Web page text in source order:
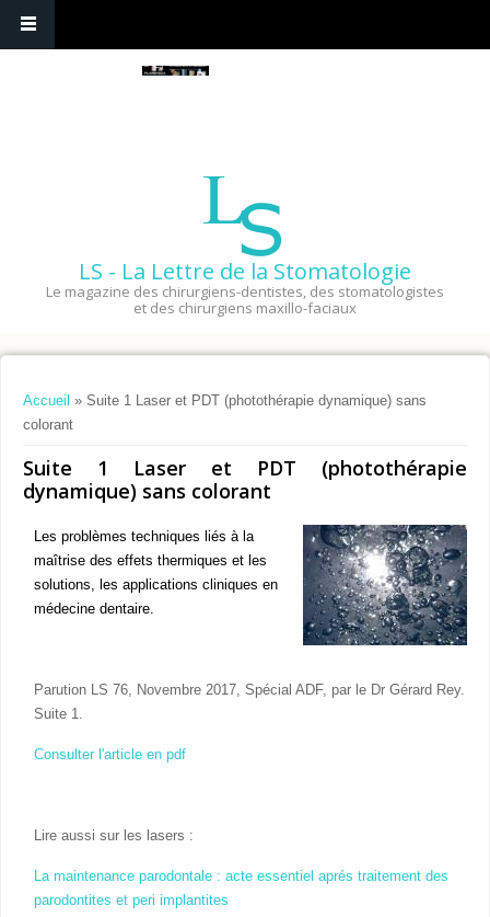
LS - La Lettre de la Stomatologie
Le magazine des chirurgiens-dentistes, des stomatologistes
et des chirurgiens maxillo-faciaux
Vous êtes ici
Accueil » Suite 1 Laser et PDT (photothérapie dynamique) sans
colorant
Suite 1 Laser et PDT (photothérapie
dynamique) sans colorant
Les problèmes techniques liés à la
maîtrise des effets thermiques et les
solutions, les applications cliniques en
médecine dentaire.
Parution LS 76, Novembre 2017, Spécial ADF, par le Dr Gérard Rey.
Suite 1.
Consulter l'article en pdf
Lire aussi sur les lasers :
La maintenance parodontale : acte essentiel aprés traitement des
parodontites et peri implantites